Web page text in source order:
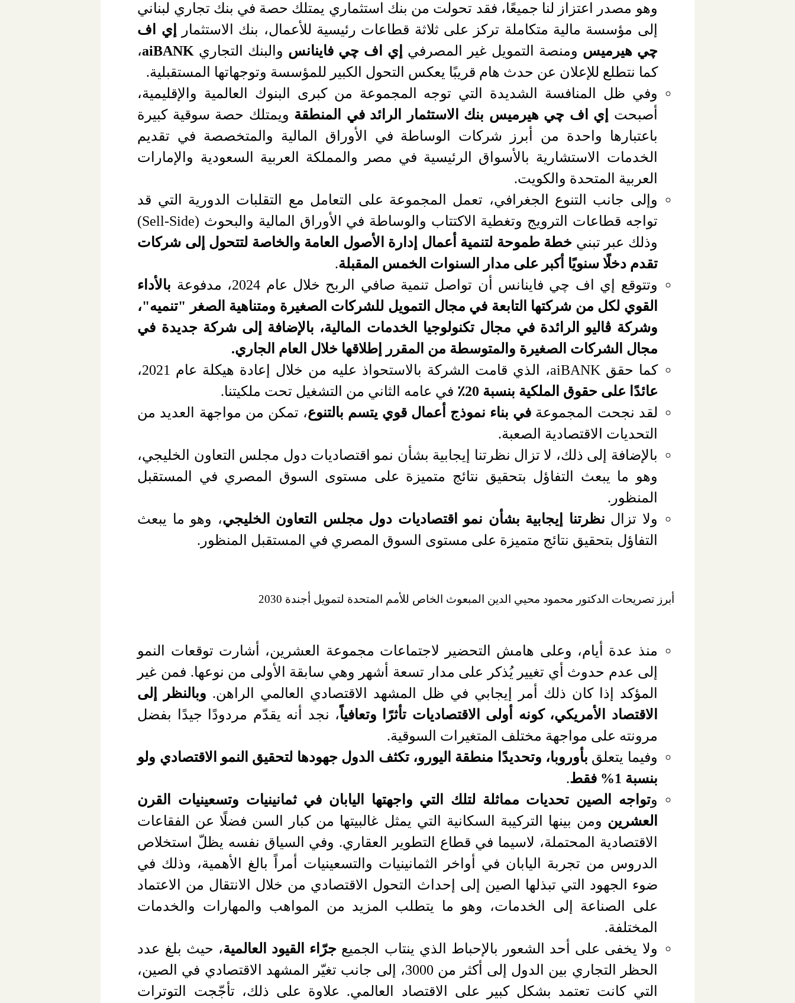
وهو مصدر اعتزاز لنا جميعًا، فقد تحولت من بنك استثماري يمتلك حصة في بنك تجاري لبناني
إلى مؤسسة مالية متكاملة تركز على ثلاثة قطاعات رئيسية للأعمال، بنك الاستثمار إي
اف
چي هيرميس ومنصة التمويل غير المصرفي إي اف چي فاينانس والبنك التجاري aiBANK،
كما نتطلع للإعلان عن حدث هام قريبًا يعكس التحول الكبير للمؤسسة وتوجهاتها المستقبلية.
وفي ظل المنافسة الشديدة التي توجه المجموعة من كبرى البنوك العالمية والإقليمية،
أصبحت إي اف چي هيرميس بنك الاستثمار الرائد في المنطقة ويمتلك حصة سوقية كبيرة
باعتبارها واحدة من أبرز شركات الوساطة في الأوراق المالية والمتخصصة في تقديم
الخدمات الاستشارية بالأسواق الرئيسية في مصر والمملكة العربية السعودية والإمارات
العربية المتحدة والكويت.
وإلى جانب التنوع الجغرافي، تعمل المجموعة على التعامل مع التقلبات الدورية التي قد
تواجه قطاعات الترويج وتغطية الاكتتاب والوساطة في الأوراق المالية والبحوث (Sell-Side)
وذلك عبر تبني خطة طموحة لتنمية أعمال إدارة الأصول العامة والخاصة لتتحول إلى شركات
تقدم دخلًا سنويًا أكبر على مدار السنوات الخمس المقبلة.
وتتوقع إي اف چي فاينانس أن تواصل تنمية صافي الربح خلال عام 2024، مدفوعة
بالأداء
القوي لكل من شركتها التابعة في مجال التمويل للشركات الصغيرة ومتناهية الصغر "تنميه"،
وشركة ڤاليو
الرائدة في مجال تكنولوجيا الخدمات المالية، بالإضافة إلى شركة جديدة في
مجال الشركات الصغيرة والمتوسطة من المقرر إطلاقها خلال العام الجاري.
كما حقق aiBANK، الذي قامت الشركة بالاستحواذ عليه من خلال إعادة هيكلة عام 2021،
عائدًا على حقوق الملكية بنسبة 20٪
في عامه الثاني من التشغيل تحت ملكيتنا.
لقد نجحت المجموعة في بناء نموذج أعمال قوي يتسم بالتنوع، تمكن من مواجهة العديد من
التحديات الاقتصادية الصعبة.
بالإضافة إلى ذلك، لا تزال نظرتنا إيجابية بشأن نمو اقتصاديات دول مجلس التعاون الخليجي،
وهو ما يبعث التفاؤل بتحقيق نتائج متميزة على مستوى السوق المصري في المستقبل
المنظور.
ولا تزال نظرتنا إيجابية بشأن نمو اقتصاديات دول مجلس التعاون الخليجي، وهو ما يبعث
التفاؤل بتحقيق نتائج متميزة على مستوى السوق المصري في المستقبل المنظور.
أبرز تصريحات الدكتور محمود محيي الدين المبعوث الخاص للأمم المتحدة لتمويل أجندة 2030
منذ عدة أيام، وعلى هامش التحضير لاجتماعات مجموعة العشرين، أشارت توقعات النمو
إلى عدم حدوث أي تغيير يُذكر على مدار تسعة أشهر وهي سابقة الأولى من نوعها. فمن غير
المؤكد إذا كان ذلك أمر إيجابي في ظل المشهد الاقتصادي العالمي الراهن. وبالنظر إلى
الاقتصاد الأمريكي، كونه أولى الاقتصاديات تأثرًا وتعافياً، نجد أنه يقدّم مردودًا جيدًا بفضل
مرونته على مواجهة مختلف المتغيرات السوقية.
وفيما يتعلق بأوروبا، وتحديدًا منطقة اليورو، تكثف الدول جهودها لتحقيق النمو الاقتصادي ولو
بنسبة 1% فقط
.
وتواجه الصين تحديات مماثلة لتلك التي واجهتها اليابان في ثمانينيات وتسعينيات القرن
العشرين ومن بينها التركيبة السكانية التي يمثل غالبيتها من كبار السن فضلًا عن الفقاعات
الاقتصادية المحتملة، لاسيما في قطاع التطوير العقاري. وفي السياق نفسه يظلّ استخلاص
الدروس من تجربة اليابان في أواخر الثمانينيات والتسعينيات أمراً بالغ الأهمية، وذلك في
ضوء الجهود التي تبذلها الصين إلى إحداث التحول الاقتصادي من خلال الانتقال من الاعتماد
على الصناعة إلى الخدمات، وهو ما يتطلب المزيد من المواهب والمهارات والخدمات
المختلفة.
ولا يخفى على أحد الشعور بالإحباط الذي ينتاب الجميع جرّاء القيود العالمية، حيث بلغ عدد
الحظر التجاري بين الدول إلى أكثر من 3000، إلى جانب تغيّر المشهد الاقتصادي في الصين،
التي كانت تعتمد بشكل كبير على الاقتصاد العالمي. علاوة على ذلك، تأجّجت التوترات